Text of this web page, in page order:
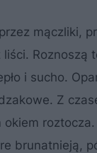
mączliki,
i sucho.
Z
brunatnieją,